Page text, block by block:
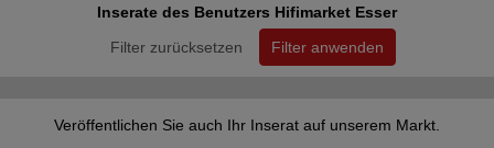
Inserate des Benutzers Hifimarket Esser
Filter zurücksetzen
Filter anwenden
Veröffentlichen Sie auch Ihr Inserat auf unserem Markt.